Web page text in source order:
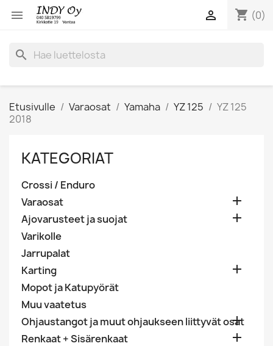
 shopping_cart (0)

search
Etusivulle Varaosat Yamaha YZ 125
YZ 125
2018
KATEGORIAT
Crossi / Enduro
Varaosat

Ajovarusteet ja suojat 
Varikolle
Jarrupalat
Karting

Mopot ja Katupyörät
Muu vaatetus
Ohjaustangot ja muut ohjaukseen liittyvät osat

Renkaat + Sisärenkaat 